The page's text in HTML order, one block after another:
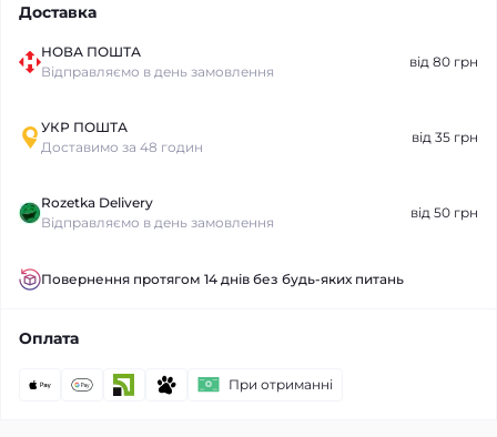
Доставка
НОВА ПОШТА
Відправляємо в день замовлення
від 80 грн
УКР ПОШТА
Доставимо за 48 годин
від 35 грн
Rozetka Delivery
Відправляємо в день замовлення
від 50 грн
Повернення протягом 14 днів без будь-яких питань
Оплата
При отриманні